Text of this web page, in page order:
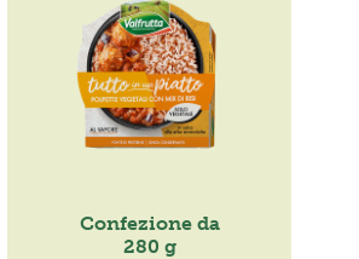
Confezione da
280 g